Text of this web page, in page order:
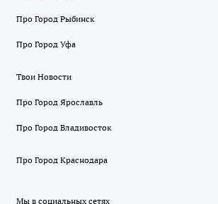
Про Город Рыбинск
Про Город Уфа
Твои Новости
Про Город Ярославль
Про Город Владивосток
Про Город Краснодара
Мы в социальных сетях